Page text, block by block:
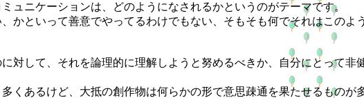
ュニケーションは、どのようになされるかというのがテーマです。
かといって善意でやってるわけでもない、そもそも何でそれはこのよ
対して、それを論理的に理解しようと努めるべきか、自分にとって非
くあるけど、大抵の創作物は何らかの形で意思疎通を果たせるものが